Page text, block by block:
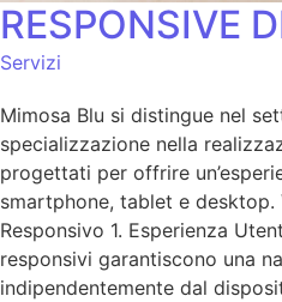
RESPONSIVE
Servizi
Mimosa Blu si distingue nel
specializzazione nella
progettati per offrire
smartphone, tablet e desktop.
Responsivo 1. Esperienza
responsivi garantiscono una
indipendentemente dal